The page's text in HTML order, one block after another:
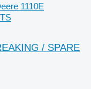
1110E
/ SPARE